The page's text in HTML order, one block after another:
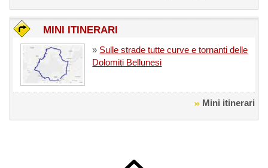
MINI ITINERARI
» Sulle strade tutte curve e tornanti delle
Dolomiti Bellunesi
Mini itinerari